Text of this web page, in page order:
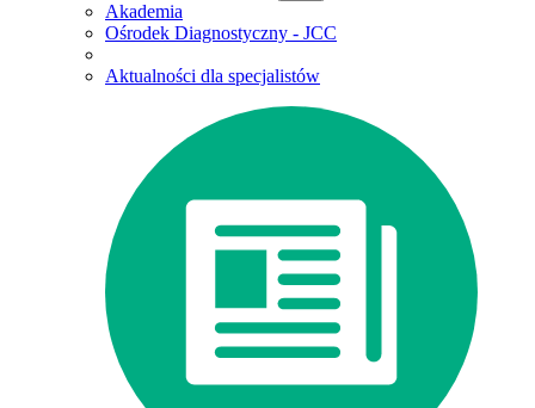
Akademia
Ośrodek Diagnostyczny - JCC
Aktualności dla specjalistów